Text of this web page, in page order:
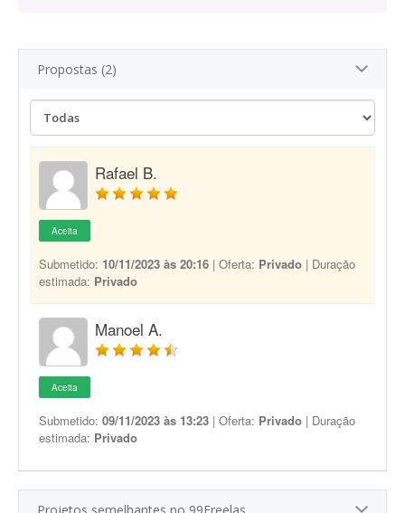
Propostas (2)
Rafael B.
Aceita
Submetido: 10/11/2023 às 20:16 | Oferta: Privado | Duração
estimada: Privado
Manoel A.
Aceita
Submetido: 09/11/2023 às 13:23 | Oferta: Privado | Duração
estimada: Privado